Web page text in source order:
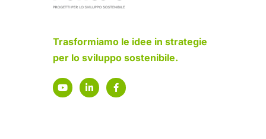
Trasformiamo le idee in strategie
per lo sviluppo sostenibile.